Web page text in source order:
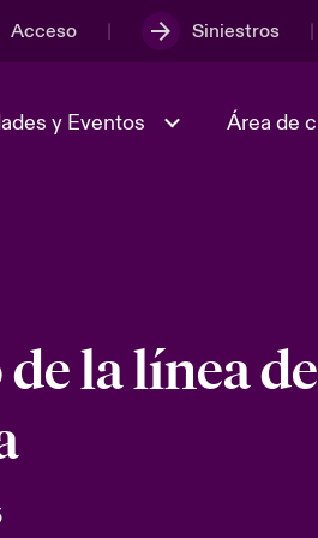
Acceso Siniestros
y Eventos
Snapshot
Área de
la línea